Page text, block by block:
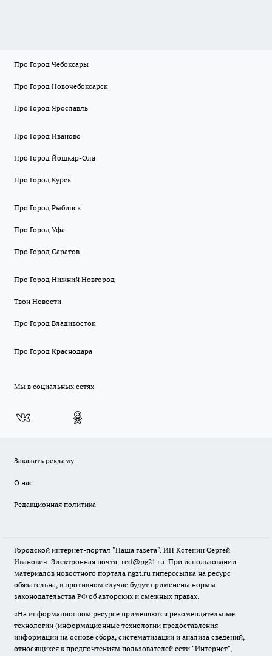
Про Город Чебоксары
Про Город Новочебоксарск
Про Город Ярославль
Про Город Иваново
Про Город Йошкар-Ола
Про Город Курск
Про Город Рыбинск
Про Город Уфа
Про Город Саратов
Про Город Нижний Новгород
Твои Новости
Про Город Владивосток
Про Город Краснодара
Мы в социальных сетях
Заказать рекламу
О нас
Редакционная политика
Городской интернет-портал "Наша газета". ИП Кстенин Сергей
Иванович. Электронная почта: red@pg21.ru. При использовании
материалов новостного портала ngzt.ru гиперссылка на ресурс
обязательна, в противном случае будут применены нормы
законодательства РФ об авторских и смежных правах.
«На информационном ресурсе применяются рекомендательные
технологии (информационные технологии предоставления
информации на основе сбора, систематизации и анализа сведений,
относящихся к предпочтениям пользователей сети "Интернет",